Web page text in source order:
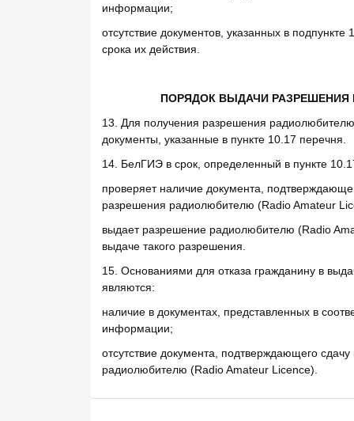
информации;
отсутствие документов, указанных в
срока их действия.
ПОРЯДОК ВЫДАЧИ РАЗРЕШЕНИЯ
13. Для получения разрешения
документы, указанные в пункте 10.17 перечня.
14. БелГИЭ в срок, определенный в пункте
проверяет наличие документа,
разрешения радиолюбителю (Radio Amateur
выдает разрешение радиолюбителю (Radio
выдаче такого разрешения.
15. Основаниями для отказа гражданину в
являются:
наличие в документах, представленных в
информации;
отсутствие документа, подтверждающего
радиолюбителю (Radio Amateur Licence).